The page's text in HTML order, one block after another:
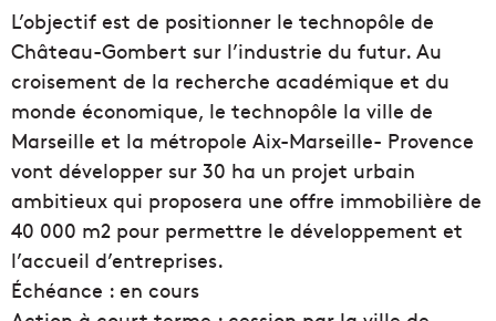
L’objectif est de positionner le technopôle de
Château-Gombert sur l’industrie du futur. Au
croisement de la recherche académique et du
monde économique, le technopôle la ville de
Marseille et la métropole Aix-Marseille- Provence
vont développer sur 30 ha un projet urbain
ambitieux qui proposera une offre immobilière de
40 000 m2 pour permettre le développement et
l’accueil d’entreprises.
Échéance : en cours